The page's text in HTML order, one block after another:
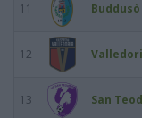
11 Buddusò
12
13 San